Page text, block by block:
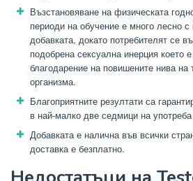
Възстановяване на физическата
периоди на обучение е много лесно с
добавката, докато потребителят се
подобрена сексуална инерция което
благодарение на повишените нива на
организма.
Благоприятните резултати са
в най-малко две седмици на употреба
Добавката е налична във всички
доставка е безплатно.